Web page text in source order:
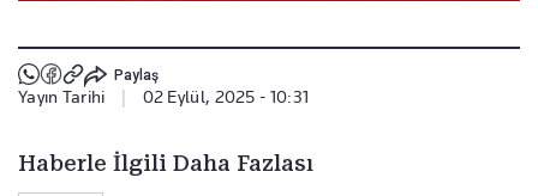
Paylaş
Yayın Tarihi 02 Eylül, 2025 - 10:31
Haberle İlgili Daha Fazlası